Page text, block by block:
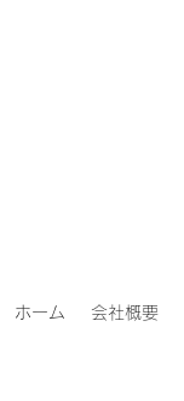
ホーム 会社概要